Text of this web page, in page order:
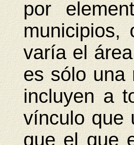
por
municipios,
varía el
es sólo una
incluyen a
vínculo que
que el que